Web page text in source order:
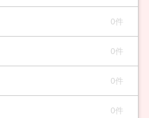
0件
0件
0件
0件